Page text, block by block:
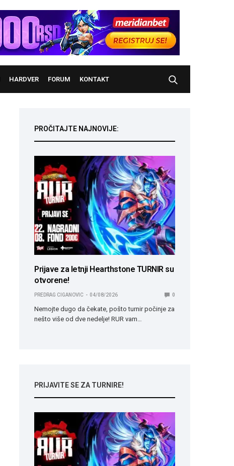
HARDVER FORUM KONTAKT
PROČITAJTE NAJNOVIJE:
Prijave za letnji Hearthstone TURNIR su
otvorene!
PREDRAG CIGANOVIC 04/08/2026 0
Nemojte dugo da čekate, pošto turnir počinje za
nešto više od dve nedelje! RUR vam…
PRIJAVITE SE ZA TURNIRE!